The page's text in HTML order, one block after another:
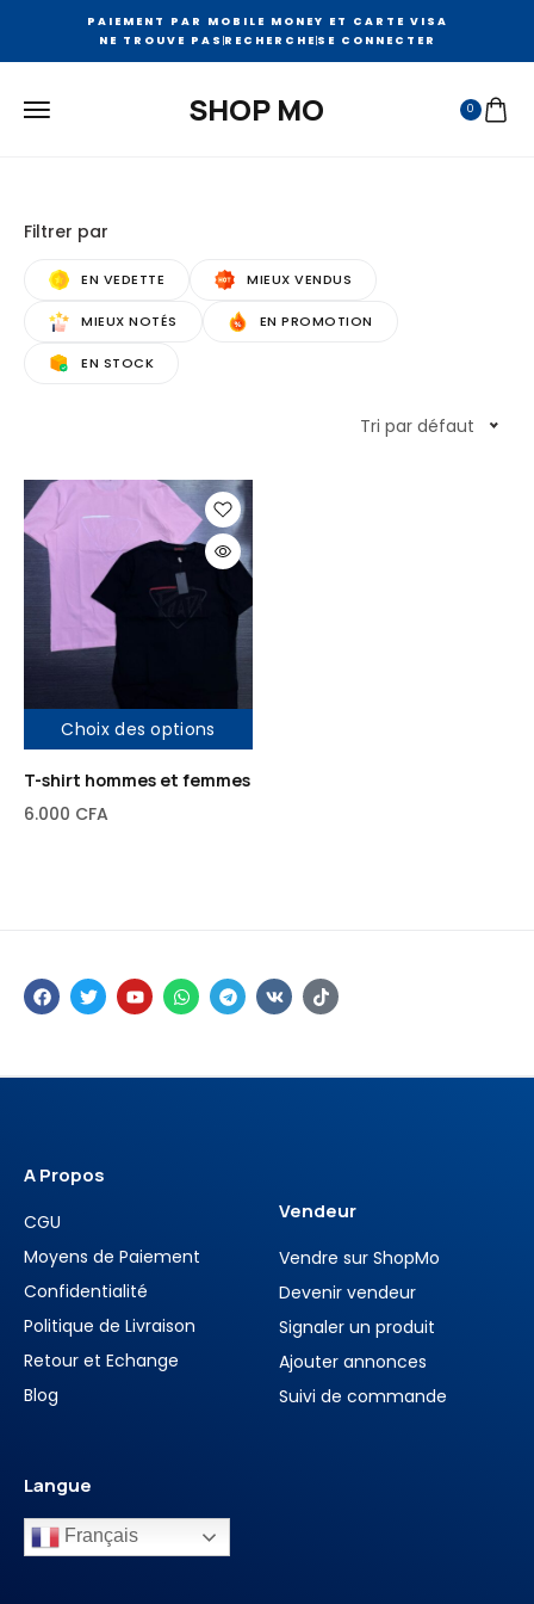
PAIEMENT PAR MOBILE MONEY ET CARTE VISA
NE TROUVE PAS RECHERCHESE CONNECTER
SHOP MO 0
Filtrer par
EN VEDETTE MIEUX VENDUS
MIEUX NOTÉS EN PROMOTION
EN STOCK
Tri par défaut
Choix des options
T-shirt hommes et femmes
6.000 CFA
A Propos
CGU
Moyens de Paiement
Confidentialité
Politique de Livraison
Retour et Echange
Blog
Vendeur
Vendre sur ShopMo
Devenir vendeur
Signaler un produit
Ajouter annonces
Suivi de commande
Langue
Français